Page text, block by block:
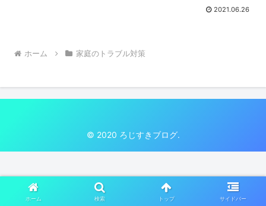
2021.06.26
ホーム 家庭のトラブル対策
© 2020 ろじすきブログ.
ホーム 検索 トップ サイドバー